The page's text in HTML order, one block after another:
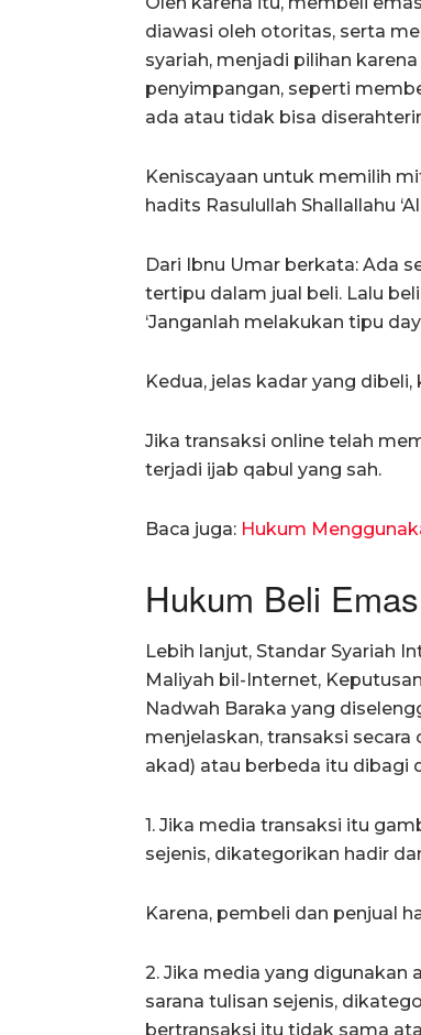
diawasi oleh otoritas, serta
syariah, menjadi pilihan
penyimpangan, seperti
ada atau tidak bisa
Keniscayaan untuk memilih
hadits Rasulullah Shallallahu
Dari Ibnu Umar berkata: Ada
tertipu dalam jual beli. Lalu
‘Janganlah melakukan tipu
Kedua, jelas kadar yang
Jika transaksi online telah
terjadi ijab qabul yang sah.
Baca juga: Hukum
Hukum Beli
Lebih lanjut, Standar Syariah
Maliyah bil-Internet,
Nadwah Baraka yang
menjelaskan, transaksi
akad) atau berbeda itu dibagi
1. Jika media transaksi itu
sejenis, dikategorikan hadir
Karena, pembeli dan penjual
2. Jika media yang digunakan
sarana tulisan sejenis,
bertransaksi itu tidak sama